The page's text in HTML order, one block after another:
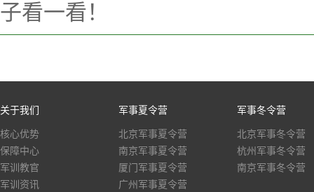
子看一看！
关于我们
核心优势
保障中心
军训教官
军训资讯
军事夏令营
北京军事夏令营
南京军事夏令营
厦门军事夏令营
广州军事夏令营
军事冬令营
北京军事冬令营
杭州军事冬令营
南京军事冬令营